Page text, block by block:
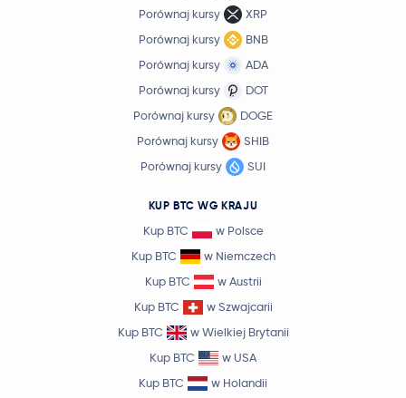
Porównaj kursy
XRP
Porównaj kursy
BNB
Porównaj kursy
ADA
Porównaj kursy
DOT
Porównaj kursy
DOGE
Porównaj kursy
SHIB
Porównaj kursy
SUI
KUP BTC WG KRAJU
Kup BTC
w Polsce
Kup BTC
w Niemczech
Kup BTC
w Austrii
Kup BTC
w Szwajcarii
Kup BTC
w Wielkiej Brytanii
Kup BTC
w USA
Kup BTC
w Holandii